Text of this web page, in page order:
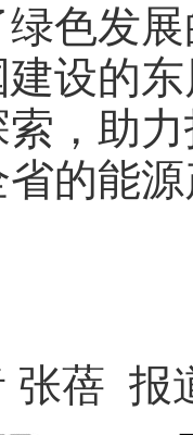
色发
设的
，助
的能
张蓓 报